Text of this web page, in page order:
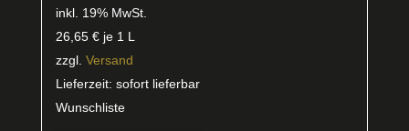
inkl. 19% MwSt.
26,65 €je 1 L
zzgl. Versand
Lieferzeit: sofort lieferbar
Wunschliste